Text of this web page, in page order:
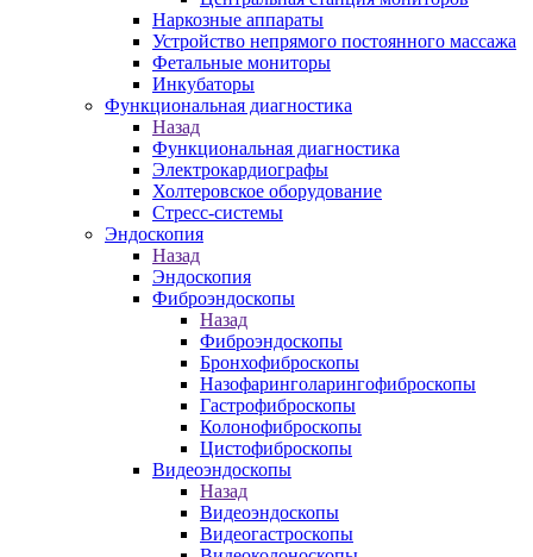
Наркозные аппараты
Устройство непрямого постоянного массажа
Фетальные мониторы
Инкубаторы
Функциональная диагностика
Назад
Функциональная диагностика
Электрокардиографы
Холтеровское оборудование
Стресс-системы
Эндоскопия
Назад
Эндоскопия
Фиброэндоскопы
Назад
Фиброэндоскопы
Бронхофиброскопы
Назофаринголарингофиброскопы
Гастрофиброскопы
Колонофиброскопы
Цистофиброскопы
Видеоэндоскопы
Назад
Видеоэндоскопы
Видеогастроскопы